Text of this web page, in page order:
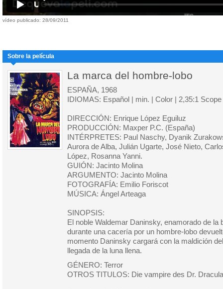
vídeo publicado: 28/09/2011
Sobre la película
La marca del hombre-lobo
ESPAÑA, 1968
IDIOMAS: Español | min. | Color | 2,35:1 Scope
DIRECCIÓN: Enrique López Eguiluz
PRODUCCIÓN: Maxper P.C. (España)
INTÉRPRETES: Paul Naschy, Dyanik
Aurora de Alba, Julián Ugarte, José Nieto,
López, Rosanna Yanni.
GUIÓN: Jacinto Molina
ARGUMENTO: Jacinto Molina
FOTOGRAFÍA: Emilio Foriscot
MÚSICA: Ángel Arteaga
SINOPSIS:
El noble Waldemar Daninsky, enamorado de la
durante una cacería por un hombre-lobo
momento Daninsky cargará con la maldición
llegada de la luna llena.
GÉNERO: Terror
OTROS TITULOS: Die vampire des Dr. Dracula